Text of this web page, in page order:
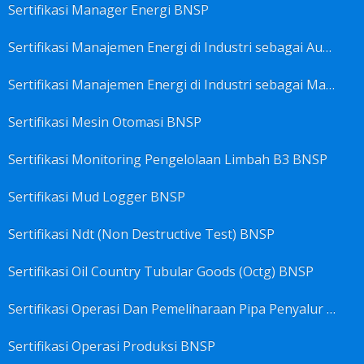
Sertifikasi Manager Energi BNSP
Sertifikasi Manajemen Energi di Industri sebagai Auditor BNSP
Sertifikasi Manajemen Energi di Industri sebagai Manager Energy BNSP
Sertifikasi Mesin Otomasi BNSP
Sertifikasi Monitoring Pengelolaan Limbah B3 BNSP
Sertifikasi Mud Logger BNSP
Sertifikasi Ndt (Non Destructive Test) BNSP
Sertifikasi Oil Country Tubular Goods (Octg) BNSP
Sertifikasi Operasi Dan Pemeliharaan Pipa Penyalur BNSP
Sertifikasi Operasi Produksi BNSP